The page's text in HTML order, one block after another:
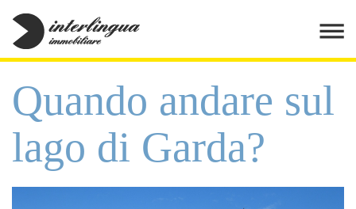
Quando andare sul
lago di Garda?